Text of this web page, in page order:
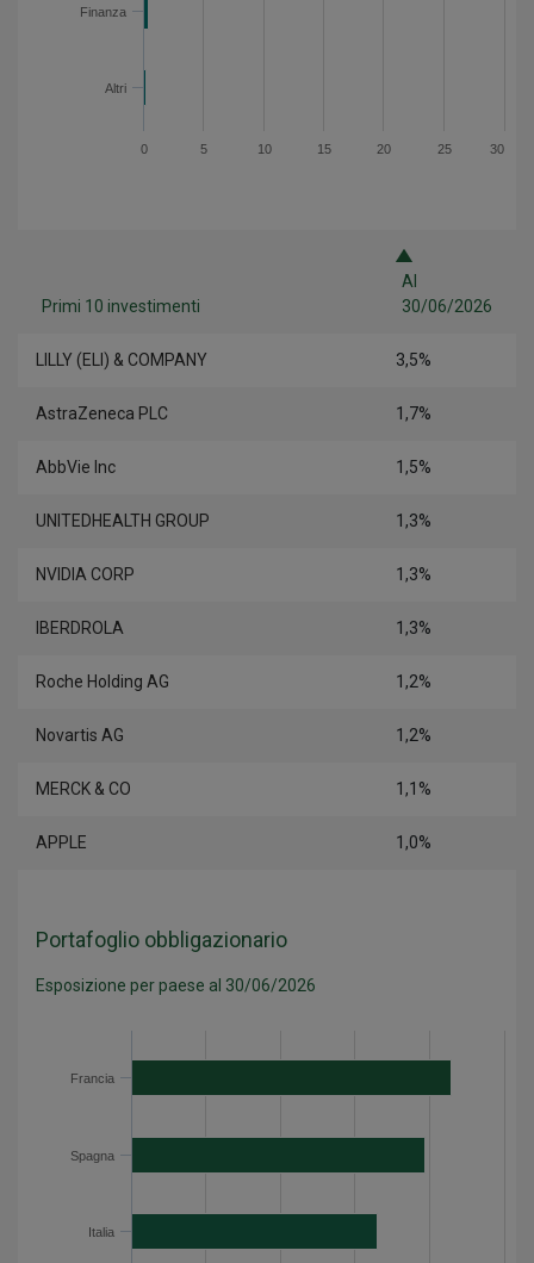
Finanza
Altri
0 5 10 15 20 25 30
Primi 10 investimenti
Al
30/06/2026
LILLY (ELI) & COMPANY 3,5%
AstraZeneca PLC 1,7%
AbbVie Inc 1,5%
UNITEDHEALTH GROUP 1,3%
NVIDIA CORP 1,3%
IBERDROLA 1,3%
Roche Holding AG 1,2%
Novartis AG 1,2%
MERCK & CO 1,1%
APPLE 1,0%
Portafoglio obbligazionario
Esposizione per paese al 30/06/2026
8.6
7.9
Germania
2.6
2.4
Francia
Spagna
Italia